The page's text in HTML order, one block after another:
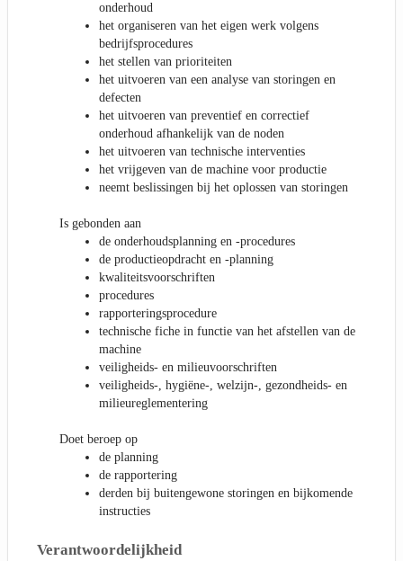
onderhoud
het organiseren van het eigen werk volgens
bedrijfsprocedures
het stellen van prioriteiten
het uitvoeren van een analyse van storingen en
defecten
het uitvoeren van preventief en correctief
onderhoud afhankelijk van de noden
het uitvoeren van technische interventies
het vrijgeven van de machine voor productie
neemt beslissingen bij het oplossen van storingen
Is gebonden aan
de onderhoudsplanning en -procedures
de productieopdracht en -planning
kwaliteitsvoorschriften
procedures
rapporteringsprocedure
technische fiche in functie van het afstellen van de
machine
veiligheids- en milieuvoorschriften
veiligheids-, hygiëne-, welzijn-, gezondheids- en
milieureglementering
Doet beroep op
de planning
de rapportering
derden bij buitengewone storingen en bijkomende
instructies
Verantwoordelijkheid